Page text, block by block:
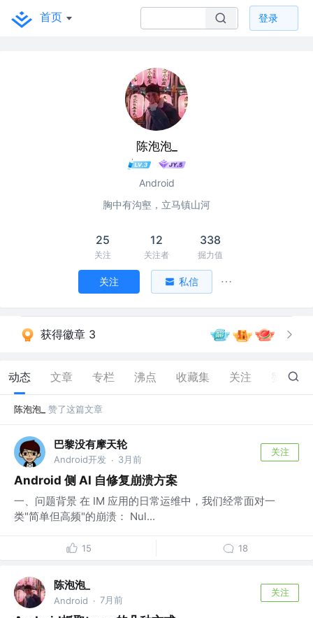
首页 登录
陈泡泡_
Android
胸中有沟壑，立马镇山河
25
关注
12
关注者
338
掘力值
关注 私信
获得徽章 3
动态 文章 专栏 沸点 收藏集 关注 33
陈泡泡_ 赞了这篇文章
巴黎没有摩天轮
Android开发 · 3月前
关注
Android 侧 AI 自修复崩溃方案
一、问题背景 在 IM 应用的日常运维中，我们经常面对一
类"简单但高频"的崩溃： Nul...
15 18
陈泡泡_
Android · 7月前
关注